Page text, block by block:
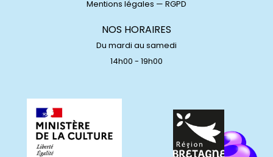
Mentions légales — RGPD
NOS HORAIRES
Du mardi au samedi
14h00 - 19h00